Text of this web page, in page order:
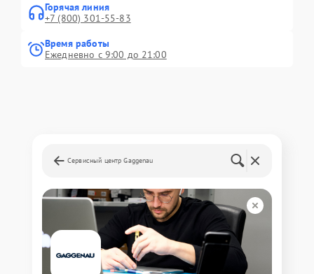
Горячая линия
+7 (800) 301-55-83
Время работы
Ежедневно с 9:00 до 21:00
Сервисный центр Gaggenau